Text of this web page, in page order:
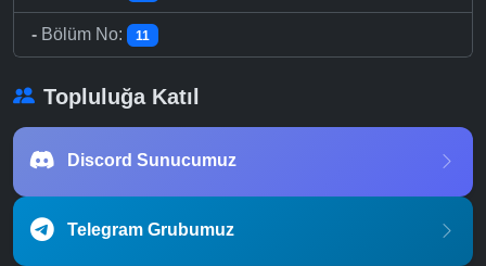
- Bölüm No: 11
Topluluğa Katıl
Discord Sunucumuz
Telegram Grubumuz